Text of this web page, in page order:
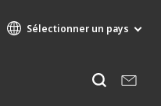
Sélectionner un pays